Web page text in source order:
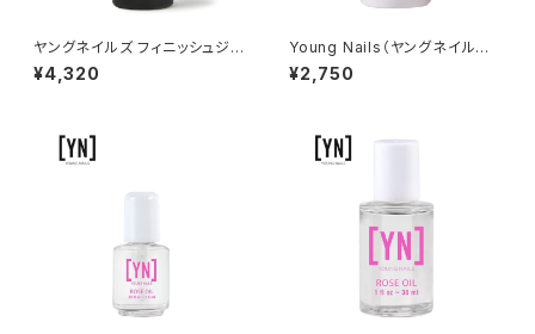
ヤングネイルズ フィニッシュジェ
ル（10ml）
¥4,320
Young Nails（ヤングネイルズ）
Brush-on Glue（ブラシオング
ルー）15ml
¥2,750